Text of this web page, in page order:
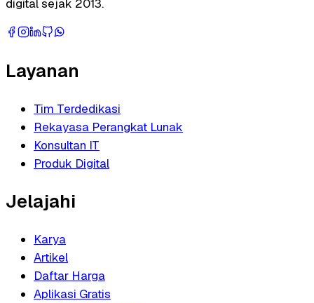
digital sejak 2013.
Layanan
Tim Terdedikasi
Rekayasa Perangkat Lunak
Konsultan IT
Produk Digital
Jelajahi
Karya
Artikel
Daftar Harga
Aplikasi Gratis